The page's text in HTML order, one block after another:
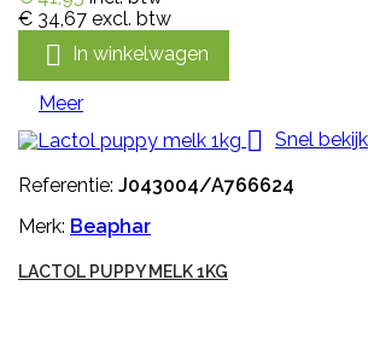
€ 34,67 excl. btw
 In winkelwagen
Meer
 Snel
Referentie: J043004/A766624
Merk: Beaphar
LACTOL PUPPY MELK 1KG